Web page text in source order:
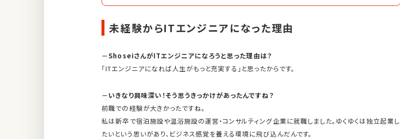
未経験からITエンジニアになった理由
－ShoseiさんがITエンジニアになろうと思った理由は？
「ITエンジニアになれば人生がもっと充実する」と思ったからです。
－いきなり興味深い！そう思うきっかけがあったんですね？
前職での経験が大きかったですね。
私は新卒で宿泊施設や温浴施設の運営・コンサルティング企業に就職しました。ゆくゆくは独立起業し
たいという思いがあり、ビジネス感覚を養える環境に飛び込んだんです。